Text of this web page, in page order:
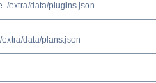
./extra/data/plugins.json
data/plans.json